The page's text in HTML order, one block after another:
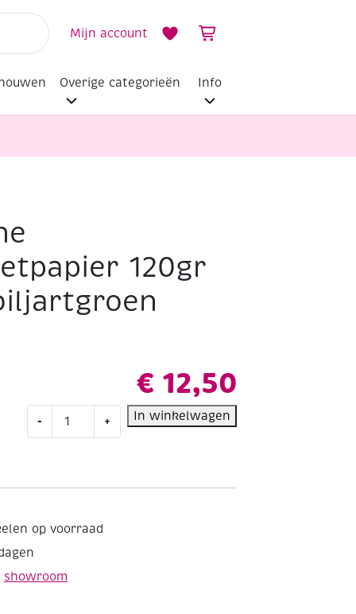
Mijn account
Overige categorieën Info
120gr
€ 12,50
-
teken-/offsetpapier
+ In winkelwagen
op voorraad
showroom